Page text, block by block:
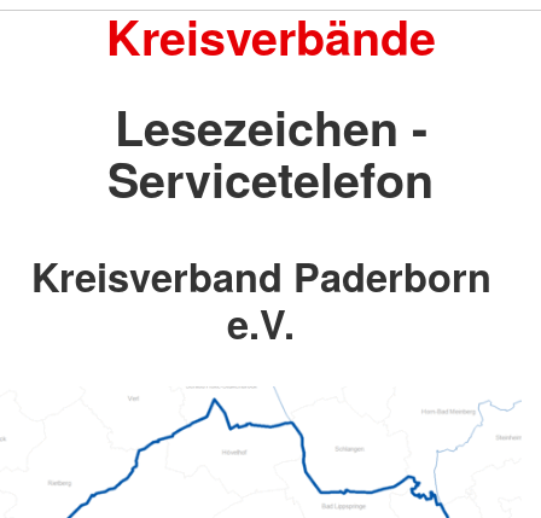
Kreisverbände
Lesezeichen -
Servicetelefon
Kreisverband Paderborn
e.V.